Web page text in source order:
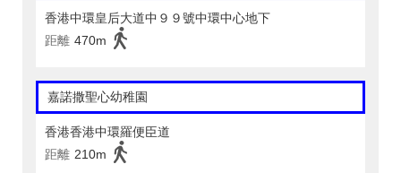
香港中環皇后大道中９９號中環中心地下
距離 470m
嘉諾撒聖心幼稚園
香港香港中環羅便臣道
距離 210m